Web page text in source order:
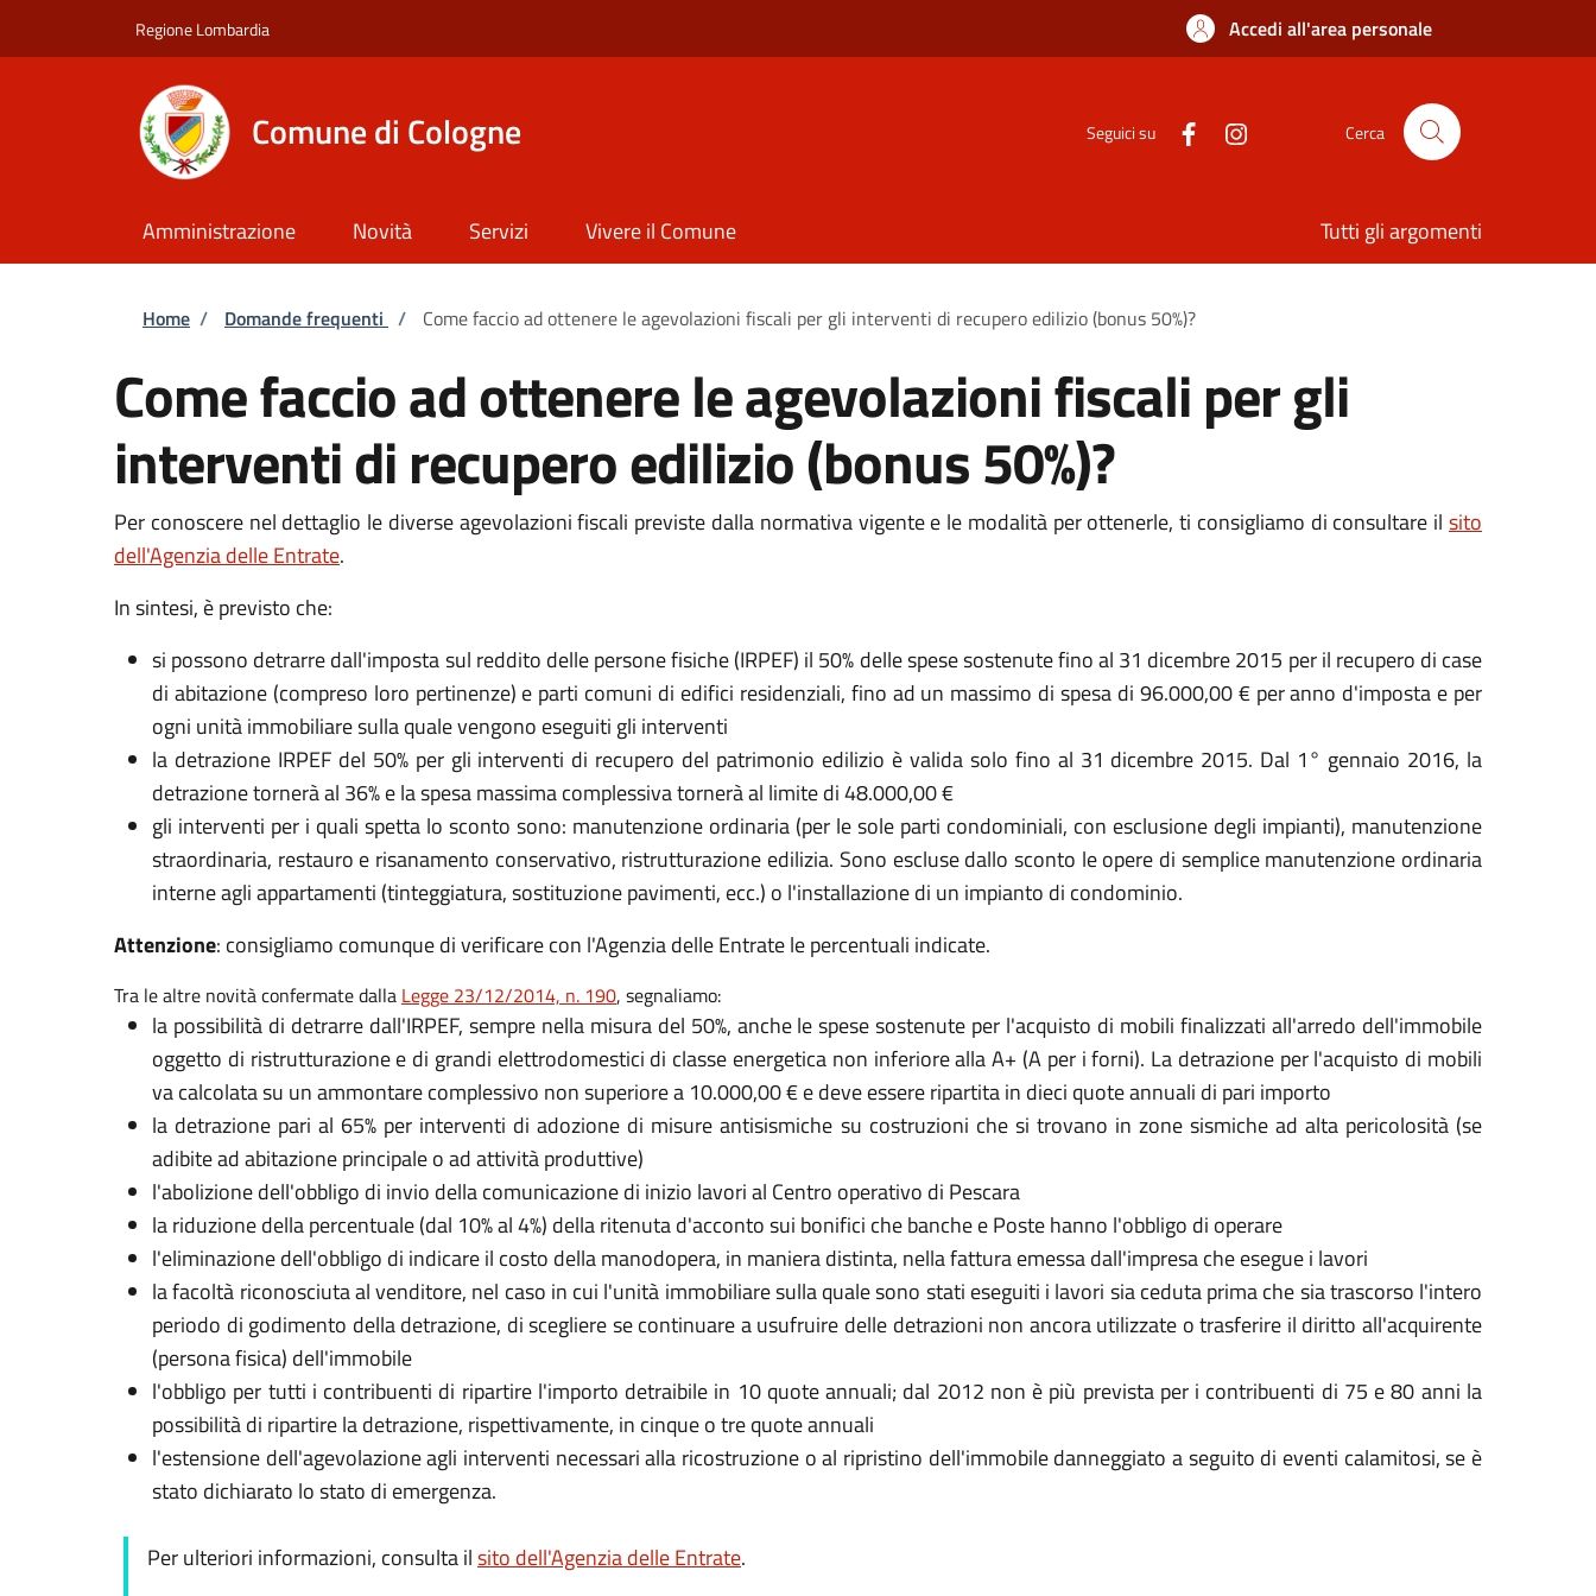
Regione Lombardia Accedi all'area personale
Comune di Cologne Seguici su Cerca
Amministrazione Novità Servizi Vivere il Comune Tutti gli argomenti
Briciole di pane
Home / Domande frequenti / Come faccio ad ottenere le agevolazioni fiscali per gli interventi di recupero edilizio (bonus 50%)?
Come faccio ad ottenere le agevolazioni fiscali per gli
interventi di recupero edilizio (bonus 50%)?
Per conoscere nel dettaglio le diverse agevolazioni fiscali previste dalla normativa vigente e le modalità per ottenerle, ti consigliamo di consultare il sito
dell'Agenzia delle Entrate.
In sintesi, è previsto che:
si possono detrarre dall'imposta sul reddito delle persone fisiche (IRPEF) il 50% delle spese sostenute fino al 31 dicembre 2015 per il recupero di case
di abitazione (compreso loro pertinenze) e parti comuni di edifici residenziali, fino ad un massimo di spesa di 96.000,00 € per anno d'imposta e per
ogni unità immobiliare sulla quale vengono eseguiti gli interventi
la detrazione IRPEF del 50% per gli interventi di recupero del patrimonio edilizio è valida solo fino al 31 dicembre 2015. Dal 1° gennaio 2016, la
detrazione tornerà al 36% e la spesa massima complessiva tornerà al limite di 48.000,00 €
gli interventi per i quali spetta lo sconto sono: manutenzione ordinaria (per le sole parti condominiali, con esclusione degli impianti), manutenzione
straordinaria, restauro e risanamento conservativo, ristrutturazione edilizia. Sono escluse dallo sconto le opere di semplice manutenzione ordinaria
interne agli appartamenti (tinteggiatura, sostituzione pavimenti, ecc.) o l'installazione di un impianto di condominio.
Attenzione: consigliamo comunque di verificare con l'Agenzia delle Entrate le percentuali indicate.
Tra le altre novità confermate dalla Legge 23/12/2014, n. 190, segnaliamo:
la possibilità di detrarre dall'IRPEF, sempre nella misura del 50%, anche le spese sostenute per l'acquisto di mobili finalizzati all'arredo dell'immobile
oggetto di ristrutturazione e di grandi elettrodomestici di classe energetica non inferiore alla A+ (A per i forni). La detrazione per l'acquisto di mobili
va calcolata su un ammontare complessivo non superiore a 10.000,00 € e deve essere ripartita in dieci quote annuali di pari importo
la detrazione pari al 65% per interventi di adozione di misure antisismiche su costruzioni che si trovano in zone sismiche ad alta pericolosità (se
adibite ad abitazione principale o ad attività produttive)
l'abolizione dell'obbligo di invio della comunicazione di inizio lavori al Centro operativo di Pescara
la riduzione della percentuale (dal 10% al 4%) della ritenuta d'acconto sui bonifici che banche e Poste hanno l'obbligo di operare
l'eliminazione dell'obbligo di indicare il costo della manodopera, in maniera distinta, nella fattura emessa dall'impresa che esegue i lavori
la facoltà riconosciuta al venditore, nel caso in cui l'unità immobiliare sulla quale sono stati eseguiti i lavori sia ceduta prima che sia trascorso l'intero
periodo di godimento della detrazione, di scegliere se continuare a usufruire delle detrazioni non ancora utilizzate o trasferire il diritto all'acquirente
(persona fisica) dell'immobile
l'obbligo per tutti i contribuenti di ripartire l'importo detraibile in 10 quote annuali; dal 2012 non è più prevista per i contribuenti di 75 e 80 anni la
possibilità di ripartire la detrazione, rispettivamente, in cinque o tre quote annuali
l'estensione dell'agevolazione agli interventi necessari alla ricostruzione o al ripristino dell'immobile danneggiato a seguito di eventi calamitosi, se è
stato dichiarato lo stato di emergenza.
Per ulteriori informazioni, consulta ilsito dell'Agenzia delle Entrate.